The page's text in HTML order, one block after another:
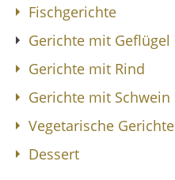
Fischgerichte
Gerichte mit Geflügel
Gerichte mit Rind
Gerichte mit Schwein
Vegetarische Gerichte
Dessert